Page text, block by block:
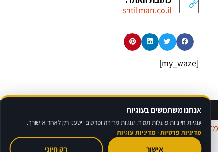
shtilman.co.il
©אברהם רגבסקיבניית אתרים לעורכי דין avinu.co.il | גד שטילמן חברת עו"ד מקרקעין
אנחנו משתמשים בעוגיות
עוגיות חיוניות פועלות תמיד. עוגיות מדידה ופרסום ייטענו רק לאחר אישורך.
מדיניות פרטיות· מדיניות עוגיות
אישור רק חיוני
פרטיות|מדיניות עוגיות|תנאי שימוש| הצהרת נגישות